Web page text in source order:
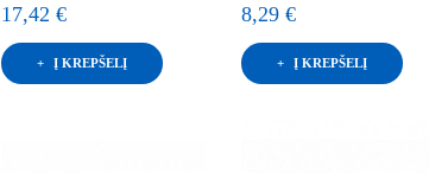
17,42 €
Į KREPŠELĮ
8,29 €
Į KREPŠELĮ